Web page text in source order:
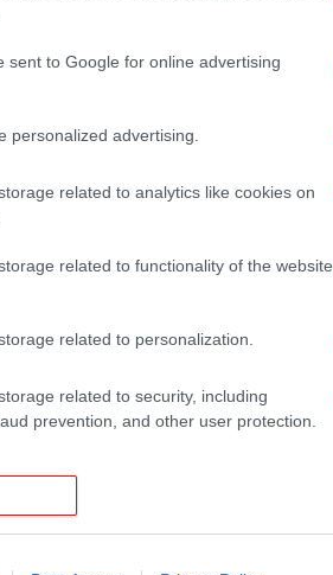
sent to Google for online advertising
personalized advertising.
related to analytics like cookies on
related to functionality of the website
related to personalization.
related to security, including
prevention, and other user protection.
μόνο 0,50%
έως 10€ μέσω
Δύο νέες Δράσεις
έρευνας και
300 εκατ. ευρώ για